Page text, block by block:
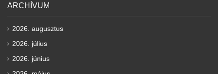
ARCHÍVUM
2026. augusztus
2026. július
2026. június